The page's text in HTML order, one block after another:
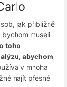
jak přibližně
museli
toho
abychom
v mnoha
najít přesné